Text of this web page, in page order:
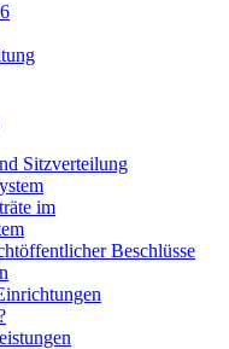
Sitzverteilung
im
Beschlüsse